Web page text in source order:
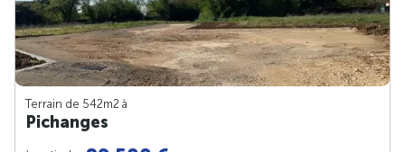
Terrain de 542m2 à
Pichanges